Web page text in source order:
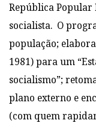
República
socialista. O
população;
1981) para um
socialismo”;
plano externo e
(com quem